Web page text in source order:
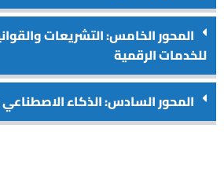
المحور الخامس: التشريعات
للخدمات الرقمية
المحور السادس: الذكاء